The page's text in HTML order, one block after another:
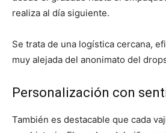
realiza al día siguiente.
Se trata de una logística cercana,
muy alejada del anonimato del
Personalización con
También es destacable que cada